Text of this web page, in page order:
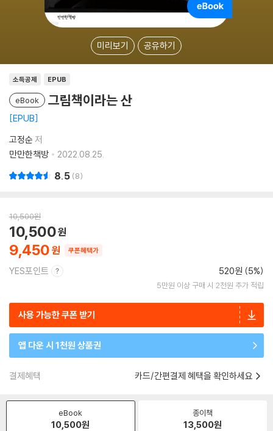
미리보기 공유하기
소득공제 EPUB
eBook 그림책이라는 산
EPUB
고정순 저
만만한책방
2022.08.25.
8.5 8
10,500원
9,450
10,500
쿠폰혜택가
YES포인트 520원 (5%)
5만원 이상 구매 시 2천원 추가 적립
사용 가능한 쿠폰 받기
앱 다운 시 1천원 상품권
결제혜택 카드/간편결제 혜택을 확인하세요
eBook
10,500원
종이책
13,500원